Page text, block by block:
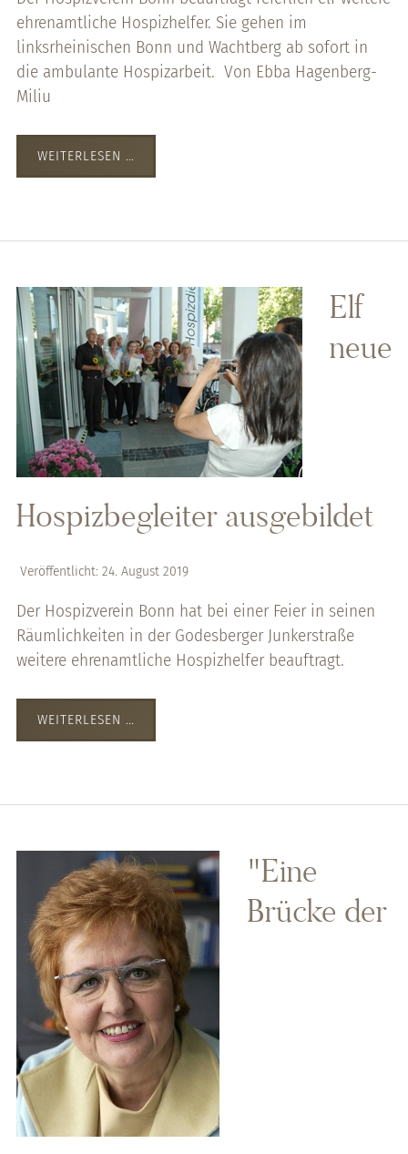
ehrenamtliche Hospizhelfer. Sie gehen im
linksrheinischen Bonn und Wachtberg ab sofort in
die ambulante Hospizarbeit. Von Ebba Hagenberg-
Miliu
WEITERLESEN …
Elf
neue
Hospizbegleiter ausgebildet
Veröffentlicht: 24. August 2019
Der Hospizverein Bonn hat bei einer Feier in seinen
Räumlichkeiten in der Godesberger Junkerstraße
weitere ehrenamtliche Hospizhelfer beauftragt.
WEITERLESEN …
"Eine
Brücke der